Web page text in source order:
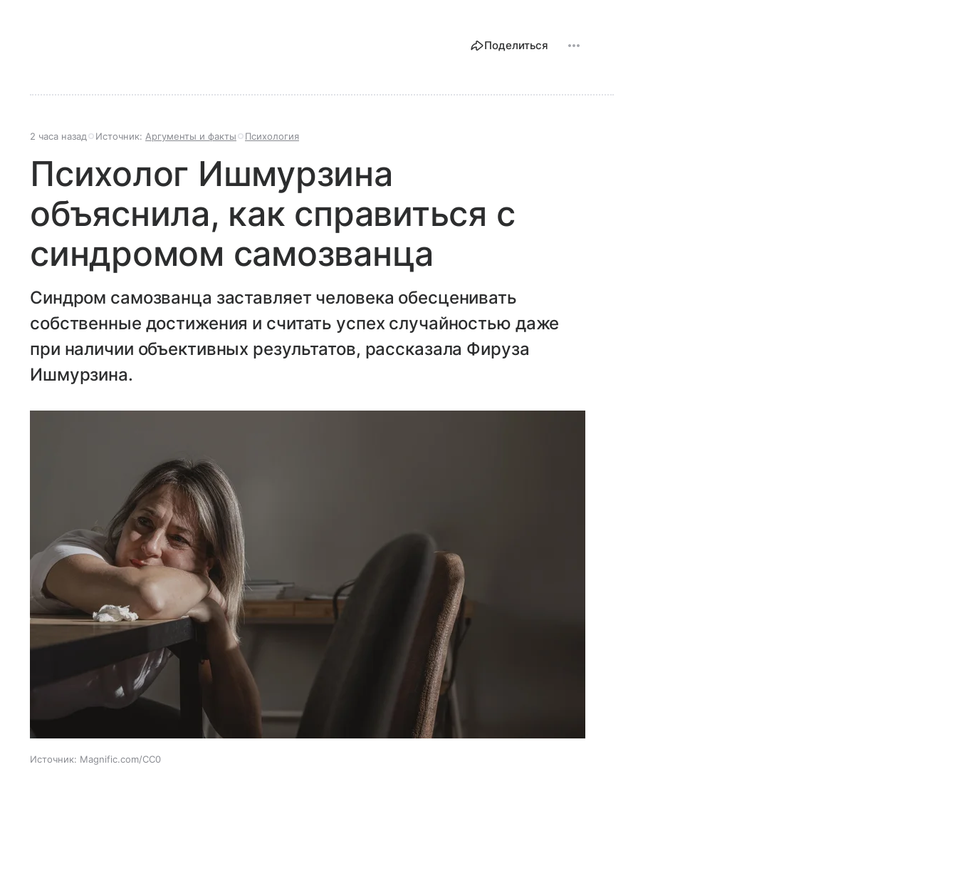
Поделиться
2 часа назад Источник: Аргументы и факты Психология
Психолог Ишмурзина
объяснила, как справиться с
синдромом самозванца
Синдром самозванца заставляет человека обесценивать
собственные достижения и считать успех случайностью даже
при наличии объективных результатов, рассказала Фируза
Ишмурзина.
Источник: Magnific.com/CC0